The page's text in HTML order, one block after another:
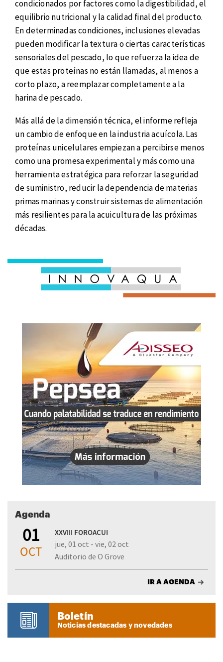
condicionados por factores como la digestibilidad, el
equilibrio nutricional y la calidad final del producto.
En determinadas condiciones, inclusiones elevadas
pueden modificar la textura o ciertas características
sensoriales del pescado, lo que refuerza la idea de
que estas proteínas no están llamadas, al menos a
corto plazo, a reemplazar completamente a la
harina de pescado.
Más allá de la dimensión técnica, el informe refleja
un cambio de enfoque en la industria acuícola. Las
proteínas unicelulares empiezan a percibirse menos
como una promesa experimental y más como una
herramienta estratégica para reforzar la seguridad
de suministro, reducir la dependencia de materias
primas marinas y construir sistemas de alimentación
más resilientes para la acuicultura de las próximas
décadas.
Agenda
01
OCT
XXVIII FOROACUI
jue, 01 oct - vie, 02 oct
Auditorio de O Grove
IR A AGENDA
Boletín
Noticias destacadas y novedades